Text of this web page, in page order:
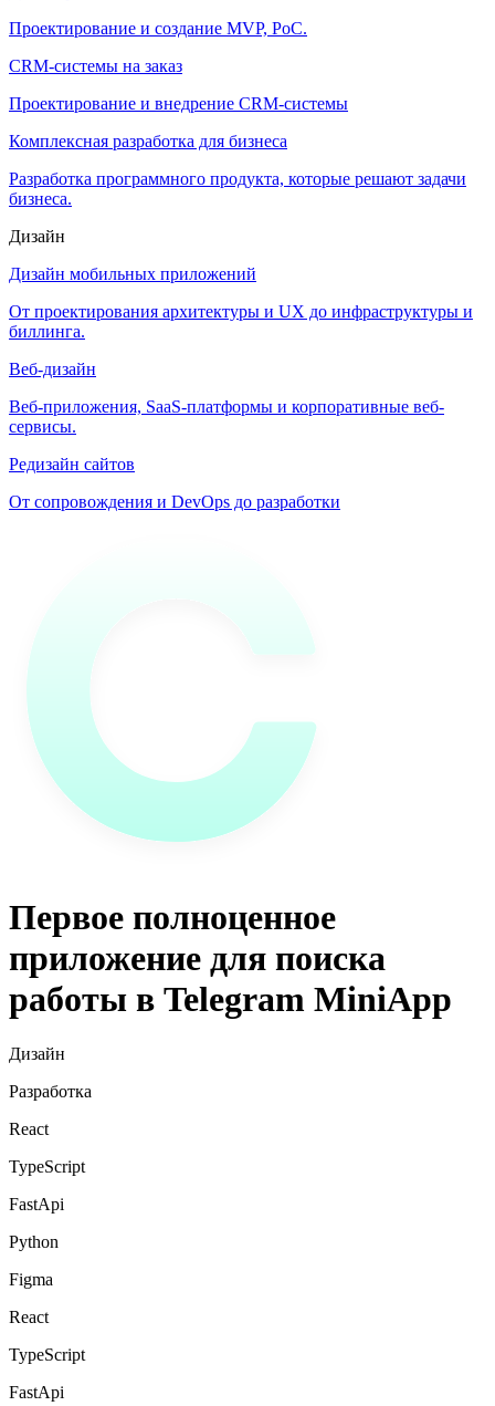
Проектирование и создание MVP, PoC.
CRM-системы на заказ
Проектирование и внедрение CRM-системы
Комплексная разработка для бизнеса
Разработка программного продукта, которые решают задачи
бизнеса.
Дизайн
Дизайн мобильных приложений
От проектирования архитектуры и UX до инфраструктуры и
биллинга.
Веб-дизайн
Веб-приложения, SaaS-платформы и корпоративные веб-
сервисы.
Редизайн сайтов
От сопровождения и DevOps до разработки
Первое полноценное
приложение для поиска
работы в Telegram MiniApp
Дизайн
Разработка
React
TypeScript
FastApi
Python
Figma
React
TypeScript
FastApi